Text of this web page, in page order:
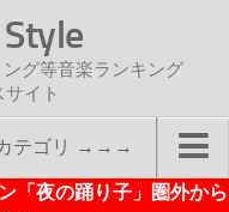
グ等音楽ランキング
イト
テゴリ →→→
「夜の踊り子」圏外から